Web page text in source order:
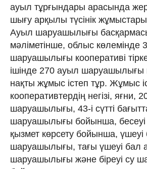
ауыл тұрғындары арасында
шығу арқылы түсінік жұмыстары
Ауыл шаруашылығы
мәліметінше, облыс көлемінде
шаруашылығы кооперативі
ішінде 270 ауыл шаруашылығы
нақты жұмыс істеп тұр. Жұмыс
кооперативтердің негізі, яғни,
шаруашылығы, 43-і сүтті
шаруашылығы бойынша, бесеуі
қызмет көрсету бойынша,
шаруашылығы, тағы үшеуі бал
шаруашылығы және біреуі су